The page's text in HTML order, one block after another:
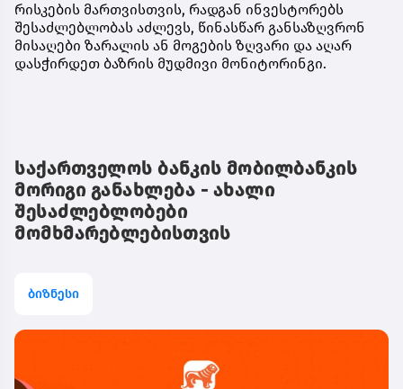
რისკების მართვისთვის, რადგან ინვესტორებს
შესაძლებლობას აძლევს, წინასწარ განსაზღვრონ
მისაღები ზარალის ან მოგების ზღვარი და აღარ
დასჭირდეთ ბაზრის მუდმივი მონიტორინგი.
საქართველოს ბანკის მობილბანკის
მორიგი განახლება - ახალი
შესაძლებლობები
მომხმარებლებისთვის
ბიზნესი